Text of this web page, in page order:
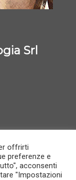
Srl
-Gestione
offrirti
preferenze e
acconsenti
"Impostazioni